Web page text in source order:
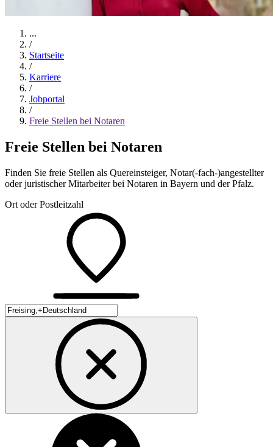
...
/
Startseite
/
Karriere
/
Jobportal
/
Freie Stellen bei Notaren
Freie Stellen bei Notaren
Finden Sie freie Stellen als Quereinsteiger, Notar(-fach-)angestellter
oder juristischer Mitarbeiter bei Notaren in Bayern und der Pfalz.
Ort oder Postleitzahl